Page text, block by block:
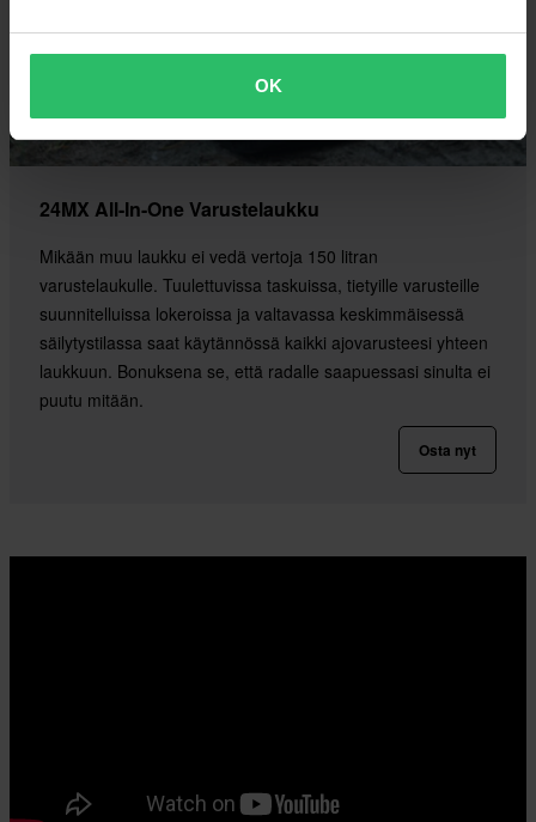
OK
24MX All-In-One Varustelaukku
Mikään muu laukku ei vedä vertoja 150 litran
varustelaukulle. Tuulettuvissa taskuissa, tietyille varusteille
suunnitelluissa lokeroissa ja valtavassa keskimmäisessä
säilytystilassa saat käytännössä kaikki ajovarusteesi yhteen
laukkuun. Bonuksena se, että radalle saapuessasi sinulta ei
puutu mitään.
Osta nyt